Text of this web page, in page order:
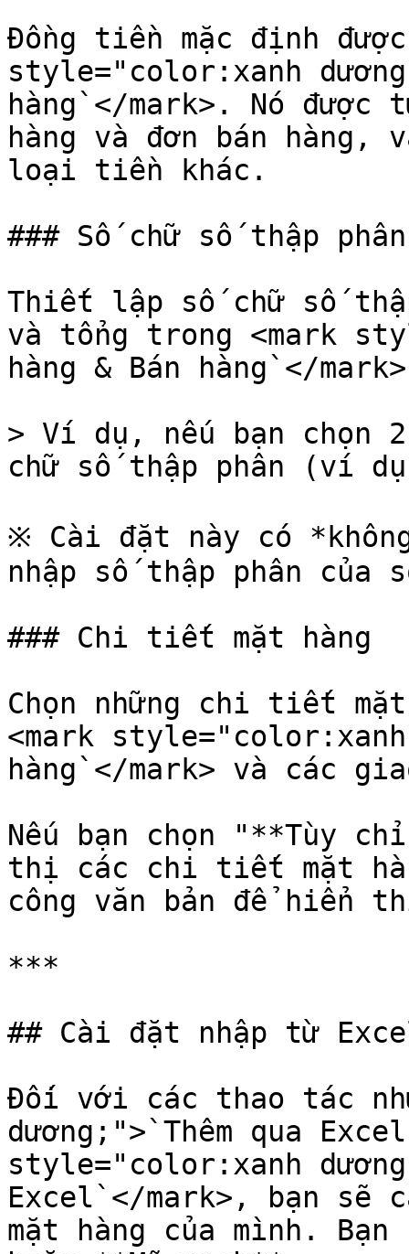
Đồng tiền mặc định
style="color:xanh
hàng`</mark>. Nó
hàng và đơn bán hàng,
loại tiền khác.
### Số chữ số thập phân
Thiết lập số chữ số
và tổng trong <mark
hàng & Bán hàng`</
> Ví dụ, nếu bạn
chữ số thập phân (ví
※ Cài đặt này có
nhập số thập phân của
### Chi tiết mặt hàng
Chọn những chi tiết
<mark
hàng`</mark> và các
Nếu bạn chọn "**Tùy
thị các chi tiết mặt
công văn bản để hiển
***
## Cài đặt nhập từ
Đối với các thao tác
dương;">`Thêm qua
style="color:xanh
Excel`</mark>, bạn sẽ
mặt hàng của mình.